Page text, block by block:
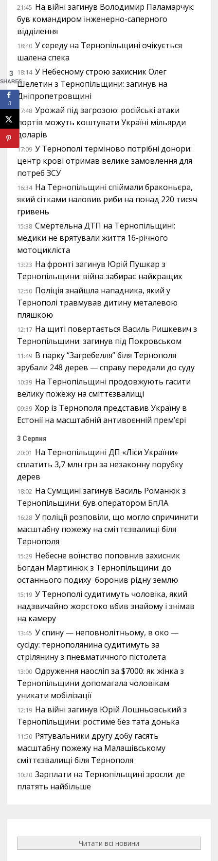
21:45 На війні загинув Володимир Паламарчук:
був командиром інженерно-саперного
відділення
18:40 У середу на Тернопільщині очікується
шалена спека
18:14 У Небесному строю захисник Олег
Шелетин з Тернопільщини: загинув на
Дніпропетровщині
17:48 Урожай під загрозою: російські атаки
портів можуть коштувати Україні мільярди
доларів
17:09 У Тернополі терміново потрібні донори:
центр крові отримав велике замовлення для
потреб ЗСУ
16:34 На Тернопільщині спіймали браконьєра,
який сітками наловив риби на понад 220 тисяч
гривень
15:38 Смертельна ДТП на Тернопільщині:
медики не врятували життя 16-річного
мотоцикліста
13:23 На фронті загинув Юрій Пушкар з
Тернопільщини: війна забирає найкращих
12:50 Поліція знайшла нападника, який у
Тернополі травмував дитину металевою
пляшкою
12:17 На щиті повертається Василь Ришкевич з
Тернопільщини: загинув під Покровськом
11:49 В парку “Загребелля” біля Тернополя
зрубали 248 дерев — справу передали до суду
10:39 На Тернопільщині продовжують гасити
велику пожежу на сміттєзвалищі
09:39 Хор із Тернополя представив Україну в
Естонії на масштабній антивоєнній прем’єрі
3 Серпня
20:01 На Тернопільщині ДП «Ліси України»
сплатить 3,7 млн грн за незаконну порубку
дерев
18:02 На Сумщині загинув Василь Романюк з
Тернопільщини: був оператором БпЛА
16:28 У поліції розповіли, що могло спричинити
масштабну пожежу на сміттєзвалищі біля
Тернополя
15:29 Небесне воїнство поповнив захисник
Богдан Мартинюк з Тернопільщини: до
останнього подиху боронив рідну землю
15:19 У Тернополі судитимуть чоловіка, який
надзвичайно жорстоко вбив знайому і знімав
на камеру
13:45 У спину — неповнолітньому, в око —
сусіду: тернополянина судитимуть за
стрілянину з пневматичного пістолета
13:00 Одруження наосліп за $7000: як жінка з
Тернопільщини допомагала чоловікам
уникати мобілізації
12:19 На війні загинув Юрій Лошньовський з
Тернопільщини: ростиме без тата донька
11:50 Рятувальники другу добу гасять
масштабну пожежу на Малашівському
сміттєзвалищі біля Тернополя
10:20 Зарплати на Тернопільщині зросли: де
платять найбільше
Читати всі новини
3
SHARES
3